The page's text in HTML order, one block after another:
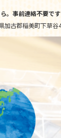
。 事前連絡不要です
加古郡稲美町下草谷